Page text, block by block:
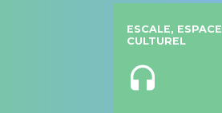
ESCALE, ESPACE
CULTUREL
headset